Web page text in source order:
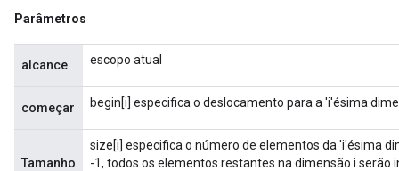
Parâmetros
alcance escopo atual
começar begin[i] especifica o deslocamento para a 'i'ésima
Tamanho
size[i] especifica o número de elementos da 'i'ésima
-1, todos os elementos restantes na dimensão i serão